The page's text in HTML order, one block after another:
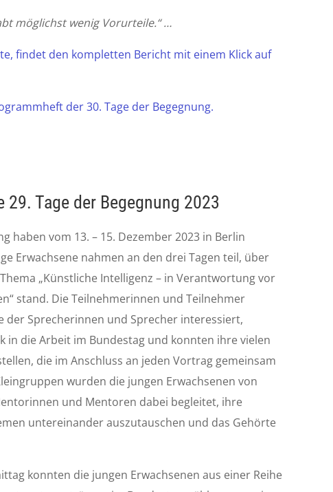
möglichst wenig Vorurteile.“ …
findet den kompletten Bericht mit einem Klick auf
der 30. Tage der Begegnung.
29. Tage der Begegnung 2023
haben vom 13. – 15. Dezember 2023 in Berlin
Erwachsene nahmen an den drei Tagen teil, über
„Künstliche Intelligenz – in Verantwortung vor
stand. Die Teilnehmerinnen und Teilnehmer
der Sprecherinnen und Sprecher interessiert,
in die Arbeit im Bundestag und konnten ihre vielen
die im Anschluss an jeden Vortrag gemeinsam
wurden die jungen Erwachsenen von
und Mentoren dabei begleitet, ihre
untereinander auszutauschen und das Gehörte
konnten die jungen Erwachsenen aus einer Reihe